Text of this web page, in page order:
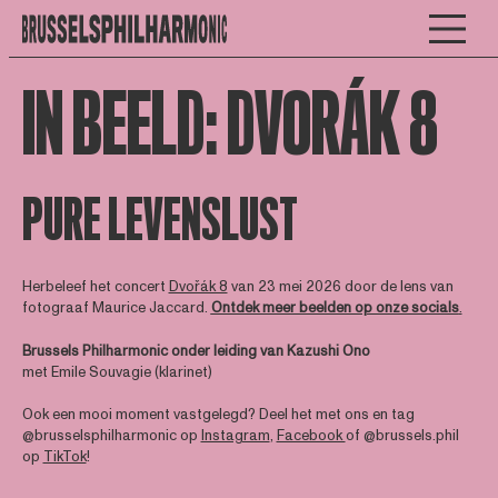
IN BEELD: DVORÁK 8
PURE LEVENSLUST
Herbeleef het concert Dvořák 8 van 23 mei 2026 door de lens van
fotograaf Maurice Jaccard. Ontdek meer beelden op onze socials.
Brussels Philharmonic onder leiding van Kazushi Ono
met Emile Souvagie (klarinet)
Ook een mooi moment vastgelegd? Deel het met ons en tag
@brusselsphilharmonic op Instagram, Facebookof @brussels.phil
op TikTok!